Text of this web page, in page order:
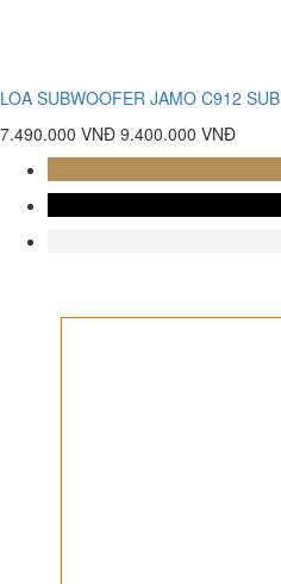
LOA SUBWOOFER JAMO C912 SUB
7.490.000 VNĐ 9.400.000 VNĐ